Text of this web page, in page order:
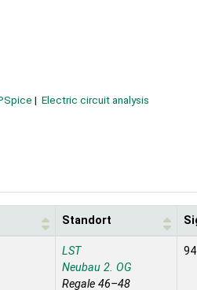
Electric circuit analysis
Standort
LST
Neubau 2. OG
Regale 46–48